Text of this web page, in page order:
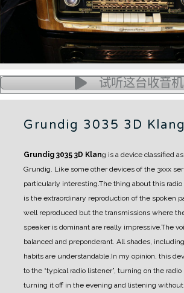
试听这台收音机
Grundig 3035 3D Klang
Grundig 3035 3D Klang is a device classified
Grundig. Like some other devices of the 3xxx
particularly interesting.The thing about this
is the extraordinary reproduction of the spoken
well reproduced but the transmissions where
speaker is dominant are really impressive.The
balanced and preponderant. All shades,
habits are understandable.In my opinion, this
to the “typical radio listener”, turning on the
turning it off in the evening and listening